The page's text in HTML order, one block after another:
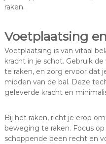
raken.
Voetplaatsing
Voetplaatsing is van vitaal
kracht in je schot. Gebruik
te raken, en zorg ervoor
midden van de bal. Deze
geleverde kracht en
Bij het raken, richt je erop
beweging te raken. Focus
schoppende been recht en